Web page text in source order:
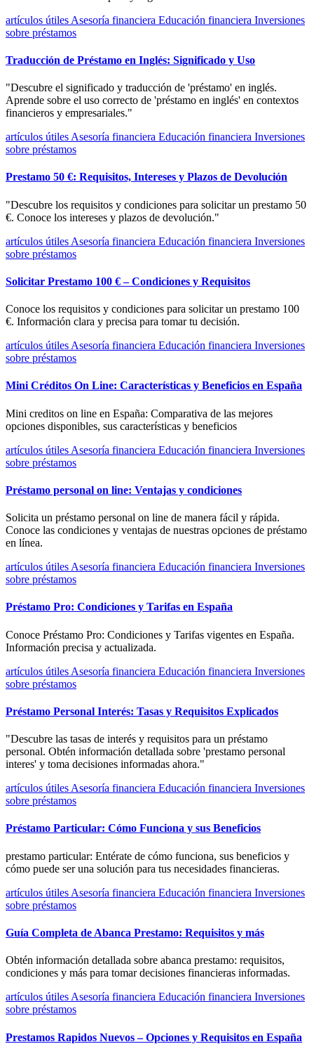
artículos útiles Asesoría financiera Educación financiera Inversiones
sobre préstamos
Traducción de Préstamo en Inglés: Significado y Uso
"Descubre el significado y traducción de 'préstamo' en inglés.
Aprende sobre el uso correcto de 'préstamo en inglés' en contextos
financieros y empresariales."
artículos útiles Asesoría financiera Educación financiera Inversiones
sobre préstamos
Prestamo 50 €: Requisitos, Intereses y Plazos de Devolución
"Descubre los requisitos y condiciones para solicitar un prestamo 50
€. Conoce los intereses y plazos de devolución."
artículos útiles Asesoría financiera Educación financiera Inversiones
sobre préstamos
Solicitar Prestamo 100 € – Condiciones y Requisitos
Conoce los requisitos y condiciones para solicitar un prestamo 100
€. Información clara y precisa para tomar tu decisión.
artículos útiles Asesoría financiera Educación financiera Inversiones
sobre préstamos
Mini Créditos On Line: Características y Beneficios en España
Mini creditos on line en España: Comparativa de las mejores
opciones disponibles, sus características y beneficios
artículos útiles Asesoría financiera Educación financiera Inversiones
sobre préstamos
Préstamo personal on line: Ventajas y condiciones
Solicita un préstamo personal on line de manera fácil y rápida.
Conoce las condiciones y ventajas de nuestras opciones de préstamo
en línea.
artículos útiles Asesoría financiera Educación financiera Inversiones
sobre préstamos
Préstamo Pro: Condiciones y Tarifas en España
Conoce Préstamo Pro: Condiciones y Tarifas vigentes en España.
Información precisa y actualizada.
artículos útiles Asesoría financiera Educación financiera Inversiones
sobre préstamos
Préstamo Personal Interés: Tasas y Requisitos Explicados
"Descubre las tasas de interés y requisitos para un préstamo
personal. Obtén información detallada sobre 'prestamo personal
interes' y toma decisiones informadas ahora."
artículos útiles Asesoría financiera Educación financiera Inversiones
sobre préstamos
Préstamo Particular: Cómo Funciona y sus Beneficios
prestamo particular: Entérate de cómo funciona, sus beneficios y
cómo puede ser una solución para tus necesidades financieras.
artículos útiles Asesoría financiera Educación financiera Inversiones
sobre préstamos
Guía Completa de Abanca Prestamo: Requisitos y más
Obtén información detallada sobre abanca prestamo: requisitos,
condiciones y más para tomar decisiones financieras informadas.
artículos útiles Asesoría financiera Educación financiera Inversiones
sobre préstamos
Prestamos Rapidos Nuevos – Opciones y Requisitos en España